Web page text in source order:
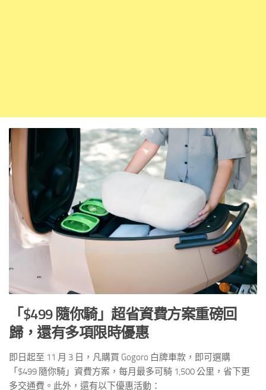
「$499 隨你騎」超省資費方案重磅回
歸，還有多項限時優惠
即日起至 11 月 3 日，凡購買 Gogoro 白牌車款，即可選購
「$499 隨你騎」資費方案，每月最多可騎 1,500 公里，省下更
多交通費。此外，還有以下優惠活動：